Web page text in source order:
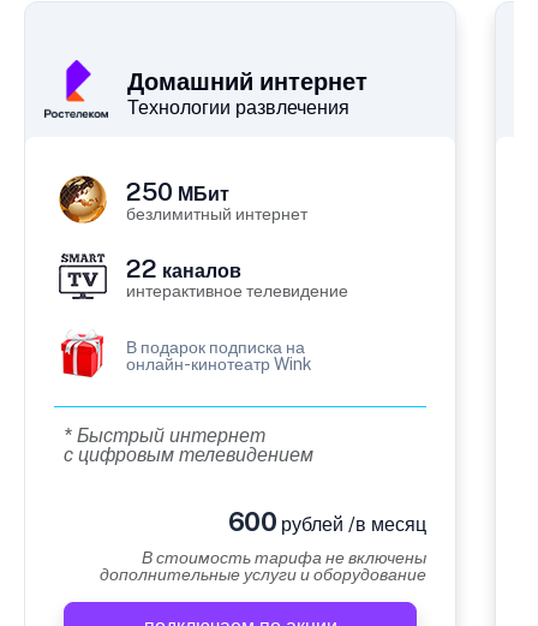
Домашний интернет
Технологии развлечения
250 МБит
безлимитный интернет
22 каналов
интерактивное телевидение
В подарок подписка на
онлайн-кинотеатр Wink
* Быстрый интернет
с цифровым телевидением
600 рублей /в месяц
В стоимость тарифа не включены
дополнительные услуги и оборудование